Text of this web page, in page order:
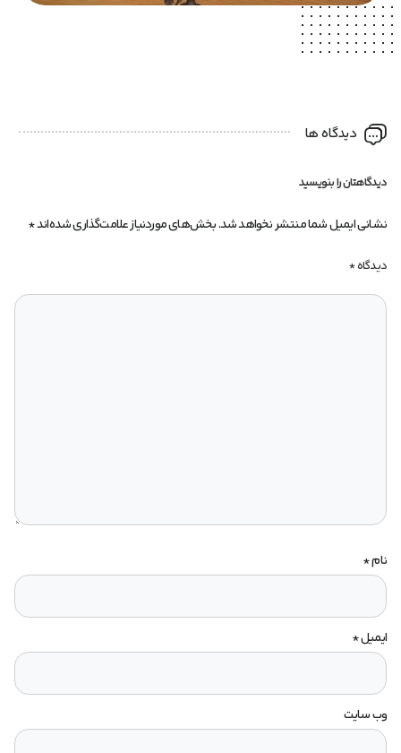
دیدگاه ها
دیدگاهتان را بنویسید
نشانی ایمیل شما منتشر نخواهد شد.بخش‌های موردنیاز علامت‌گذاری شده‌اند*
دیدگاه*
نام*
ایمیل*
وب‌ سایت